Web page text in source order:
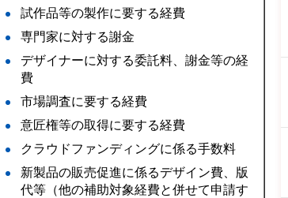
試作品等の製作に要する経費
専門家に対する謝金
デザイナーに対する委託料、謝金等の経
費
市場調査に要する経費
意匠権等の取得に要する経費
クラウドファンディングに係る手数料
新製品の販売促進に係るデザイン費、版
代等（他の補助対象経費と併せて申請す